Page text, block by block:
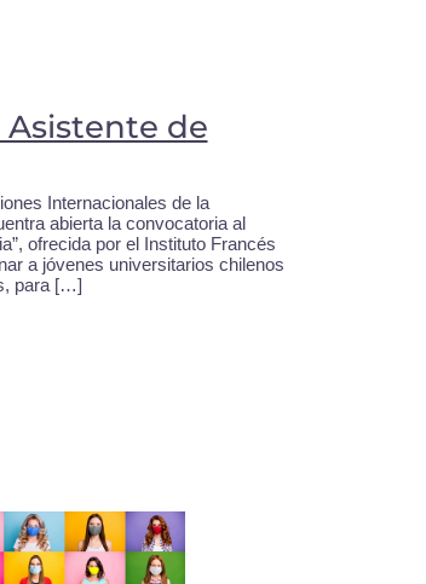
de
Internacionales de la
abierta la convocatoria al
ofrecida por el Instituto Francés
a jóvenes universitarios chilenos
para […]